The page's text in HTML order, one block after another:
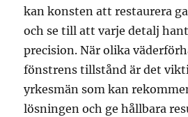
kan konsten att restaurera
och se till att varje detalj
precision. När olika
fönstrens tillstånd är det
yrkesmän som kan
lösningen och ge hållbara